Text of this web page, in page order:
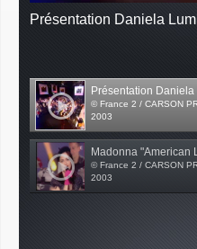
Présentation Daniela
Présentation Daniela
© France 2 / CARSON
2003
Madonna "American
© France 2 / CARSON
2003